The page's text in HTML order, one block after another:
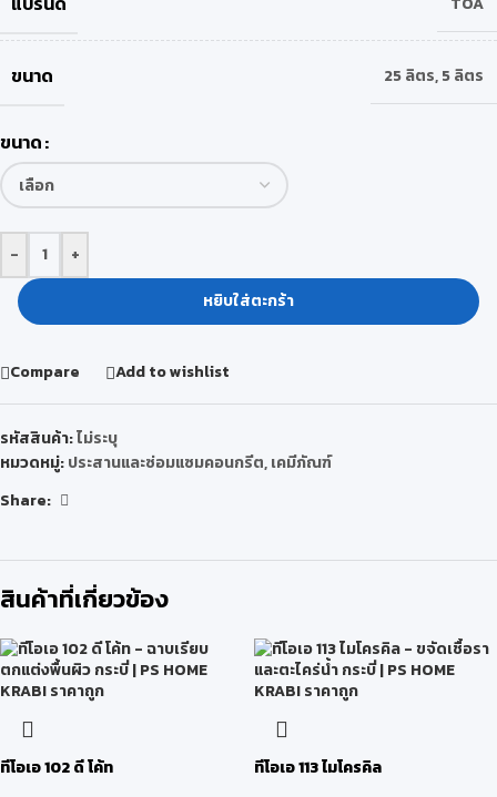
ขนาด 25 ลิตร,5 ลิตร
ขนาด
-
+
หยิบใส่ตะกร้า
Compare Add to wishlist
รหัสสินค้า:ไม่ระบุ
หมวดหมู่:ประสานและซ่อมแซมคอนกรีต,เคมีภัณฑ์
Share:
สินค้าที่เกี่ยวข้อง
ทีโอเอ 102 ดี โค้ท
ทีโอเอ 113 ไมโครคิล